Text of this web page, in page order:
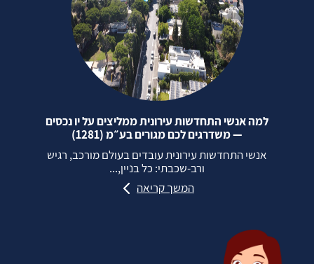
למה אנשי התחדשות עירונית ממליצים על יו נכסים
— משדרגים לכם מגורים בע״מ (1281)
אנשי התחדשות עירונית עובדים בעולם מורכב, רגיש
ורב‑שכבתי: כל בניין,...
המשך קריאה